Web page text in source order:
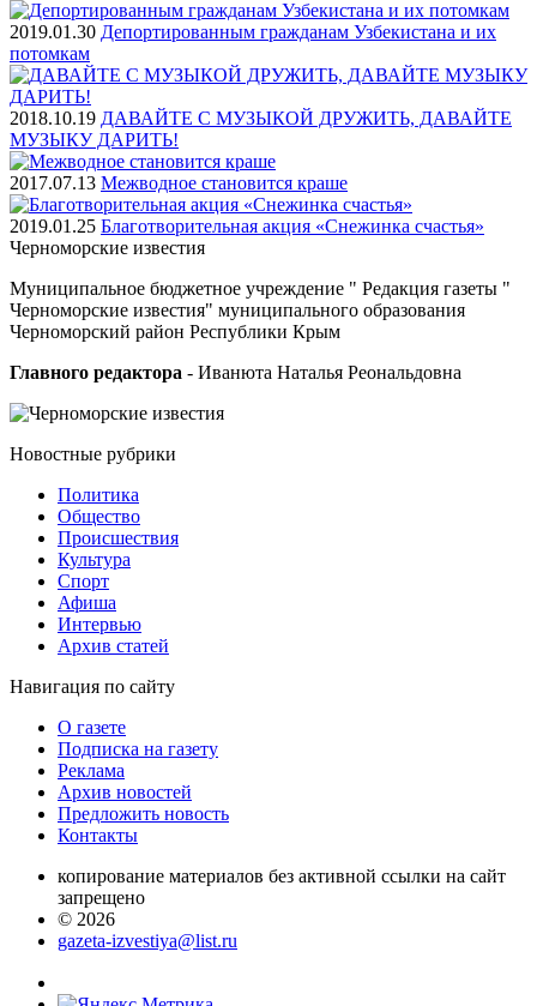
2019.01.30 Депортированным гражданам Узбекистана и их
потомкам
2018.10.19 ДАВАЙТЕ С МУЗЫКОЙ ДРУЖИТЬ, ДАВАЙТЕ
МУЗЫКУ ДАРИТЬ!
2017.07.13 Межводное становится краше
2019.01.25 Благотворительная акция «Снежинка счастья»
Черноморские известия
Муниципальное бюджетное учреждение " Редакция газеты "
Черноморские известия" муниципального образования
Черноморский район Республики Крым
Главного редактора - Иванюта Наталья Реональдовна
Новостные рубрики
Политика
Общество
Проиcшествия
Культура
Спорт
Афиша
Интервью
Архив статей
Навигация по сайту
О газете
Подписка на газету
Реклама
Архив новостей
Предложить новость
Контакты
копирование материалов без активной ссылки на сайт
запрещено
© 2026
gazeta-izvestiya@list.ru